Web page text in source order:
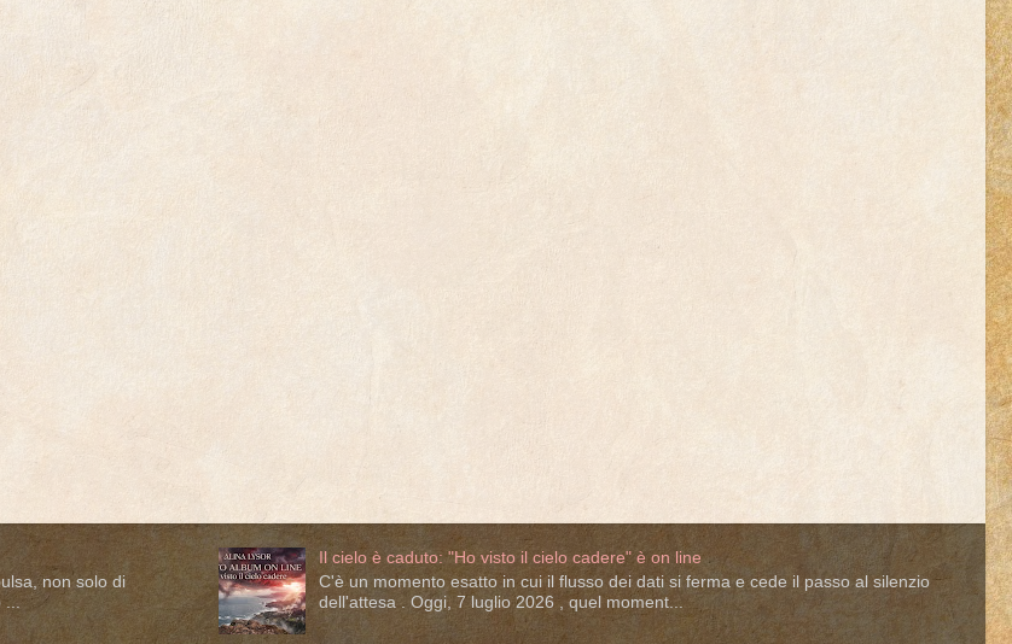
non solo di
Il cielo è caduto: "Ho visto il cielo cadere" è on line
C'è un momento esatto in cui il flusso dei dati si ferma e cede il passo al silenzio
dell'attesa . Oggi, 7 luglio 2026 , quel moment...